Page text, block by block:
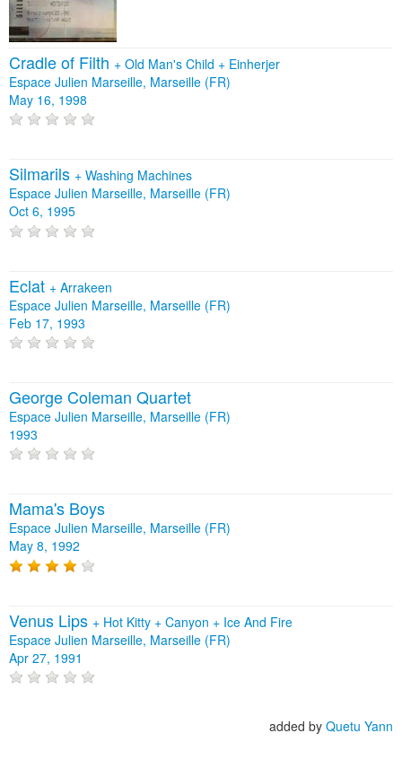
Cradle of Filth + Old Man's Child + Einherjer
Espace Julien Marseille, Marseille (FR)
May 16, 1998
Silmarils + Washing Machines
Espace Julien Marseille, Marseille (FR)
Oct 6, 1995
Eclat + Arrakeen
Espace Julien Marseille, Marseille (FR)
Feb 17, 1993
George Coleman Quartet
Espace Julien Marseille, Marseille (FR)
1993
Mama's Boys
Espace Julien Marseille, Marseille (FR)
May 8, 1992
Venus Lips + Hot Kitty + Canyon + Ice And Fire
Espace Julien Marseille, Marseille (FR)
Apr 27, 1991
added by Quetu Yann